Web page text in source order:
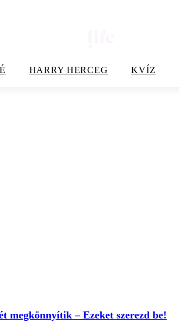
HARRY HERCEG KVÍZ
megkönnyítik – Ezeket szerezd be!